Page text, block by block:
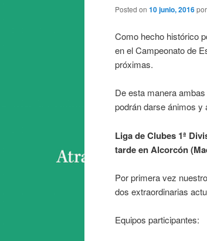
Posted on10 junio, 2016 por
Como hecho histórico
en el Campeonato de
próximas.
De esta manera
podrán darse ánimos
Liga de Clubes 1ª
tarde en Alcorcón
Por primera vez
dos extraordinarias
Equipos participantes: